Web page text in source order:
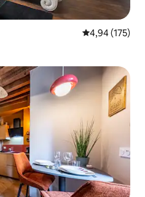
5 üzerinden
4,94 (175)